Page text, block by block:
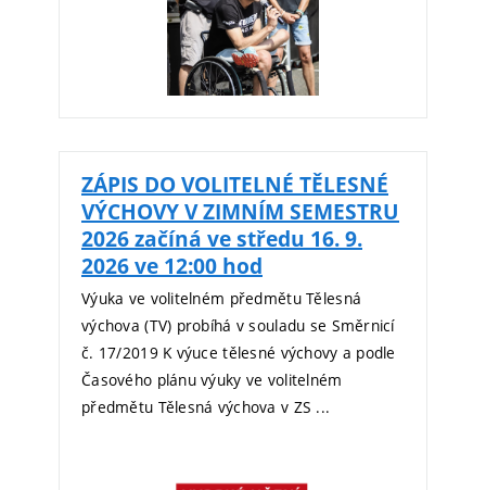
ZÁPIS DO VOLITELNÉ TĚLESNÉ
VÝCHOVY V ZIMNÍM SEMESTRU
2026 začíná ve středu 16. 9.
2026 ve 12:00 hod
Výuka ve volitelném předmětu Tělesná
výchova (TV) probíhá v souladu se Směrnicí
č. 17/2019 K výuce tělesné výchovy a podle
Časového plánu výuky ve volitelném
předmětu Tělesná výchova v ZS ...